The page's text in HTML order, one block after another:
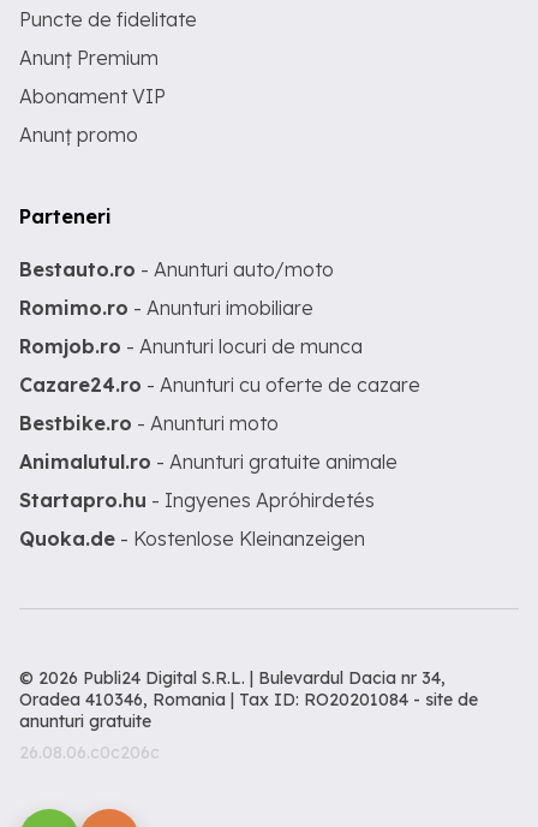
Puncte de fidelitate
Anunț Premium
Abonament VIP
Anunț promo
Parteneri
Bestauto.ro - Anunturi auto/moto
Romimo.ro - Anunturi imobiliare
Romjob.ro - Anunturi locuri de munca
Cazare24.ro - Anunturi cu oferte de cazare
Bestbike.ro - Anunturi moto
Animalutul.ro - Anunturi gratuite animale
Startapro.hu - Ingyenes Apróhirdetés
Quoka.de - Kostenlose Kleinanzeigen
© 2026 Publi24 Digital S.R.L. | Bulevardul Dacia nr 34,
Oradea 410346, Romania | Tax ID: RO20201084 - site de
anunturi gratuite
26.08.06.c0c206c